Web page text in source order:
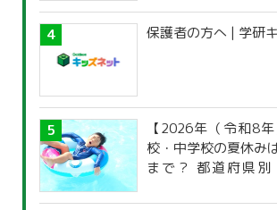
保護者の方へ | 学研
【2026年（令和8
校・中学校の夏休み
まで？ 都道府県別